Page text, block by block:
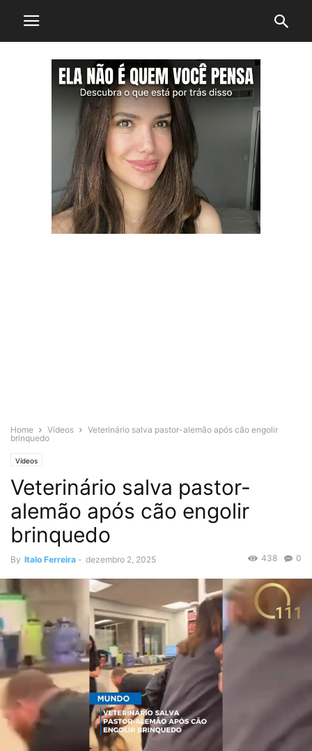
Home Vídeos
Veterinário salva pastor-alemão após cão engolir
brinquedo
Vídeos
Veterinário salva pastor-
alemão após cão engolir
brinquedo
By Italo Ferreira - dezembro 2, 2025 0
438